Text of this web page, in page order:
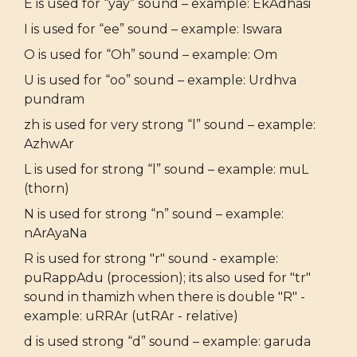
E is used for “yay” sound – example: EkAdhasi
I is used for “ee” sound – example: Iswara
O is used for “Oh” sound – example: Om
U is used for “oo” sound – example: Urdhva
pundram
zh is used for very strong “l” sound – example:
AzhwAr
L is used for strong “l” sound – example: muL
(thorn)
N is used for strong “n” sound – example:
nArAyaNa
R is used for strong "r" sound - example:
puRappAdu (procession); its also used for "tr"
sound in thamizh when there is double "R" -
example: uRRAr (utRAr - relative)
d is used strong “d” sound – example: garuda